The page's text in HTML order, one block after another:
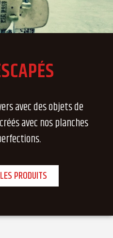
avec des objets de
avec nos planches
PRODUITS